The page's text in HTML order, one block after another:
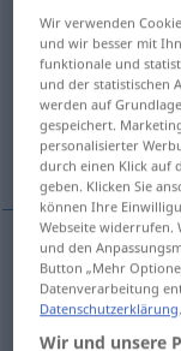
steriladj
Übersicht aller
(Für mehr Details
steril, kısır,
steril steril
kısır steril (≈
Wir verwenden
und wir besser mit
funktionale und
und der statistischen
werden auf
gespeichert.
personalisierter
durch einen Klick auf
geben. Klicken Sie
können Ihre
Webseite widerrufen.
und den
Button „Mehr
Datenverarbeitung
Datenschutzerklärung
Wir und unsere